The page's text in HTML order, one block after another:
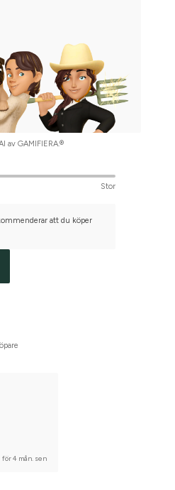
av GAMIFIERA.®
Stor
att du köper
för 4 mån. sen